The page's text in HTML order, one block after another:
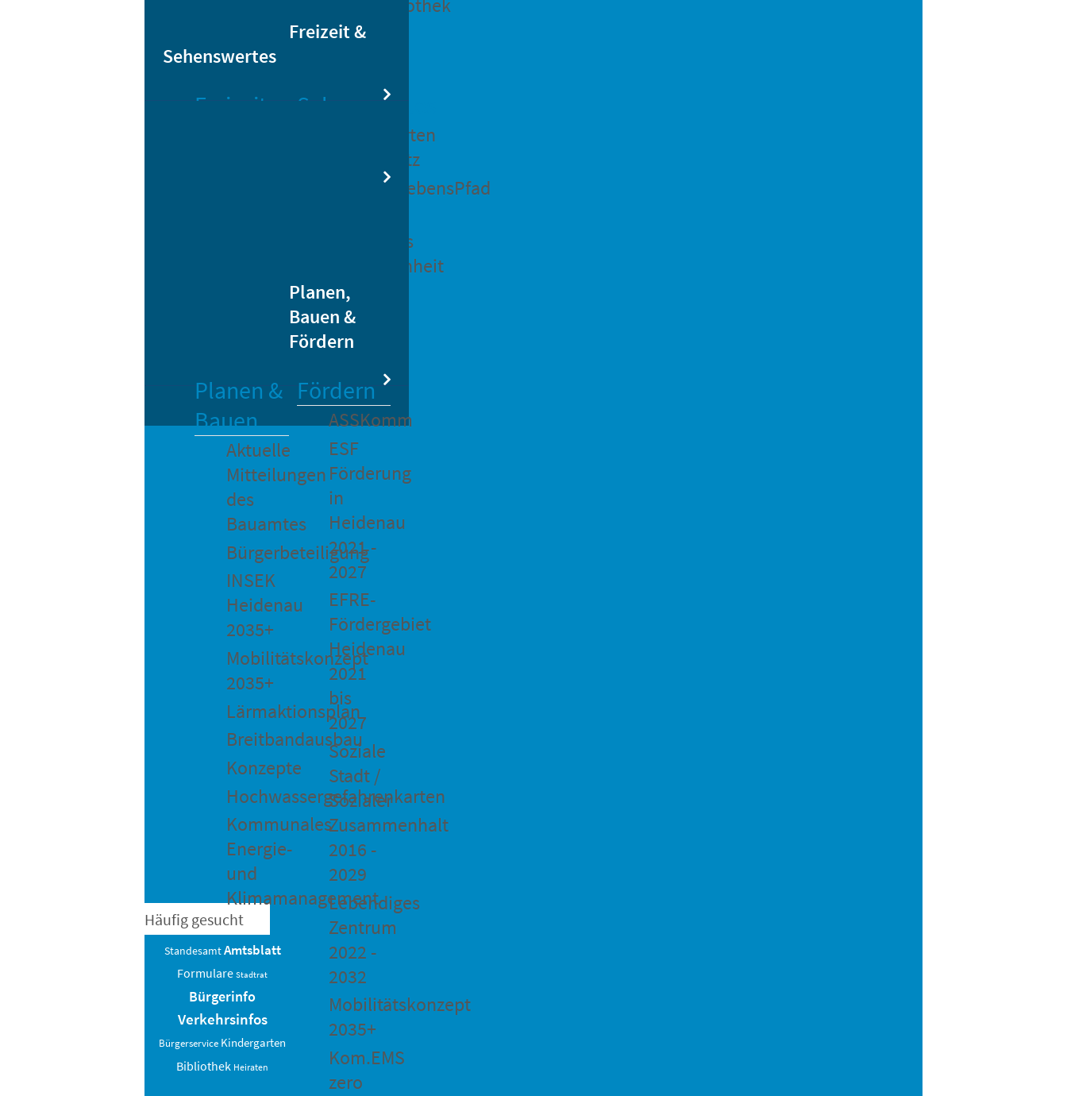
Bikesharing
Stadtbibliothek
Freizeit &
Sehenswertes
Freizeit
Heidenauer
Musiknacht
Sehenswertes
Barockgarten
Großsedlitz
MärchenLebensPfad
Heidenaus
Vergangenheit
Planen,
Bauen &
Fördern
Planen &
Bauen
Aktuelle
Mitteilungen
des
Bauamtes
Bürgerbeteiligung
INSEK
Heidenau
2035+
Mobilitätskonzept
2035+
Lärmaktionsplan
Breitbandausbau
Konzepte
Hochwassergefahrenkarten
Kommunales
Energie-
und
Klimamanagement
Fördern
ASSKomm
ESF
Förderung
in
Heidenau
2021 -
2027
EFRE-
Fördergebiet
Heidenau
2021
bis
2027
Soziale
Stadt /
Sozialer
Zusammenhalt
2016 -
2029
Lebendiges
Zentrum
2022 -
2032
Mobilitätskonzept
2035+
Kom.EMS
zero
Häufig gesucht
StandesamtAmtsblatt
Formulare Stadtrat
Bürgerinfo
Verkehrsinfos
Bürgerservice Kindergarten
Bibliothek Heiraten